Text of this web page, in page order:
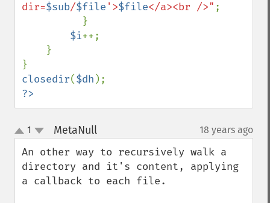
dir=$sub/$file '>$file</a><br />" ;
$i++;
closedir($dh
?>
up
down
1 MetaNull¶ 18 years ago
An other way to recursively walk a
directory and it's content, applying
a callback to each file.